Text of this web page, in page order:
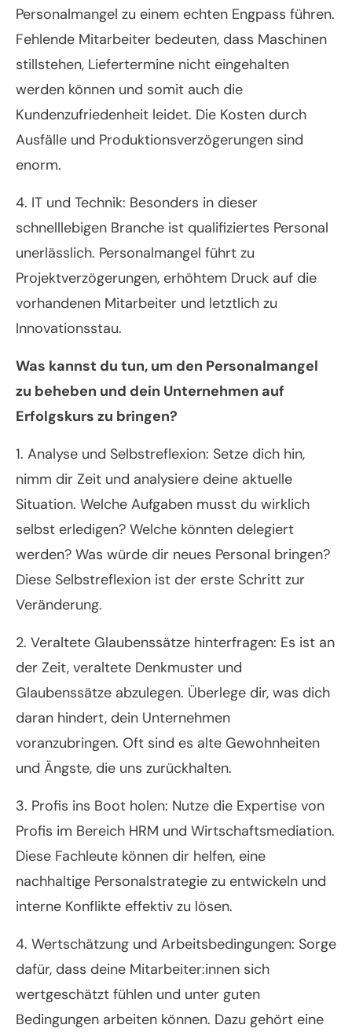
Personalmangel zu einem echten Engpass führen.
Fehlende Mitarbeiter bedeuten, dass Maschinen
stillstehen, Liefertermine nicht eingehalten
werden können und somit auch die
Kundenzufriedenheit leidet. Die Kosten durch
Ausfälle und Produktionsverzögerungen sind
enorm.
4. IT und Technik: Besonders in dieser
schnelllebigen Branche ist qualifiziertes Personal
unerlässlich. Personalmangel führt zu
Projektverzögerungen, erhöhtem Druck auf die
vorhandenen Mitarbeiter und letztlich zu
Innovationsstau.
Was kannst du tun, um den Personalmangel
zu beheben und dein Unternehmen auf
Erfolgskurs zu bringen?
1. Analyse und Selbstreflexion: Setze dich hin,
nimm dir Zeit und analysiere deine aktuelle
Situation. Welche Aufgaben musst du wirklich
selbst erledigen? Welche könnten delegiert
werden? Was würde dir neues Personal bringen?
Diese Selbstreflexion ist der erste Schritt zur
Veränderung.
2. Veraltete Glaubenssätze hinterfragen: Es ist an
der Zeit, veraltete Denkmuster und
Glaubenssätze abzulegen. Überlege dir, was dich
daran hindert, dein Unternehmen
voranzubringen. Oft sind es alte Gewohnheiten
und Ängste, die uns zurückhalten.
3. Profis ins Boot holen: Nutze die Expertise von
Profis im Bereich HRM und Wirtschaftsmediation.
Diese Fachleute können dir helfen, eine
nachhaltige Personalstrategie zu entwickeln und
interne Konflikte effektiv zu lösen.
4. Wertschätzung und Arbeitsbedingungen: Sorge
dafür, dass deine Mitarbeiter:innen sich
wertgeschätzt fühlen und unter guten
Bedingungen arbeiten können. Dazu gehört eine